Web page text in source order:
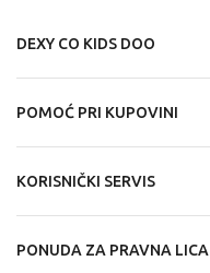
DEXY CO KIDS DOO
POMOĆ PRI KUPOVINI
KORISNIČKI SERVIS
PONUDA ZA PRAVNA LICA